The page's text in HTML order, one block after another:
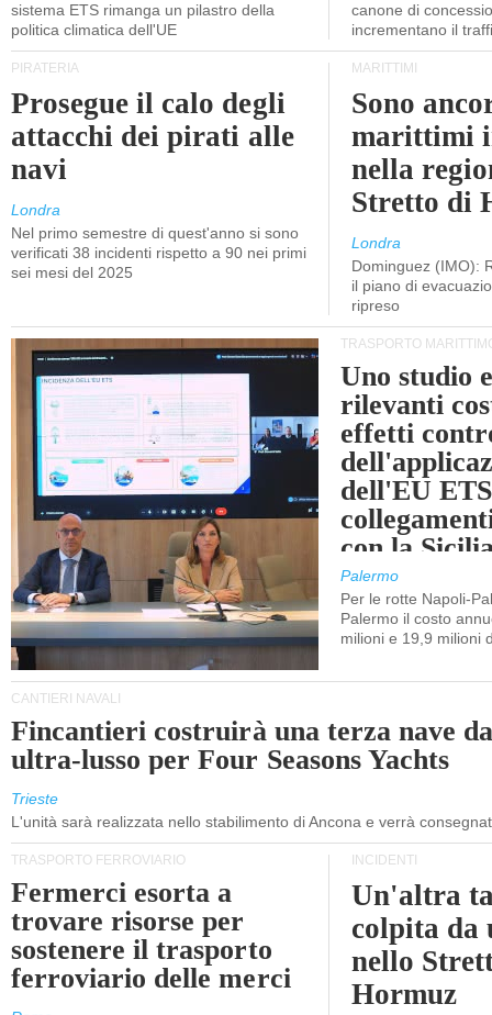
sistema ETS rimanga un pilastro della
politica climatica dell'UE
canone di
incrementano il
PIRATERIA
Prosegue il calo degli
attacchi dei pirati alle
navi
Londra
Nel primo semestre di quest'anno si sono
verificati 38 incidenti rispetto a 90 nei primi
sei mesi del 2025
MARITTIMI
Sono
marittimi
nella
Stretto di
Londra
Dominguez (IMO):
il piano di
ripreso
TRASPORTO
Uno studio
rilevanti
effetti
dell'EU
con la
Palermo
Per le rotte Napoli-
Palermo il costo
milioni e 19,9 milioni
CANTIERI NAVALI
Fincantieri costruirà una terza nave
ultra-lusso per Four Seasons Yachts
Trieste
L'unità sarà realizzata nello stabilimento di Ancona e verrà
TRASPORTO FERROVIARIO
Fermerci esorta a
trovare risorse per
sostenere il trasporto
ferroviario delle merci
INCIDENTI
Un'altra
colpita da
nello
Hormuz